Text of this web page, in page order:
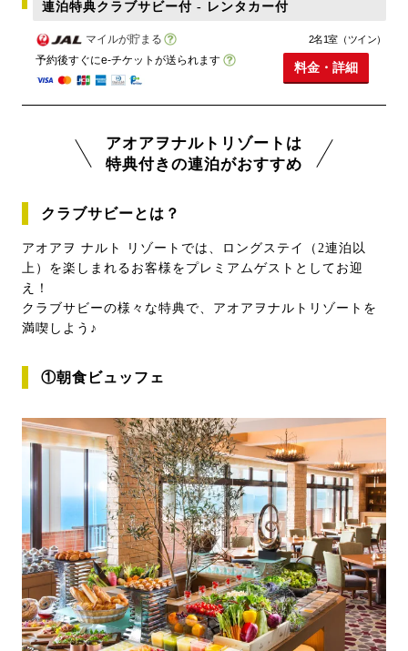
連泊特典クラブサビー付 - レンタカー付
マイルが貯まる
予約後すぐにe-チケットが送られます
2名1室（ツイン）
料金・詳細
アオアヲナルトリゾートは
特典付きの連泊がおすすめ
クラブサビーとは？
アオアヲ ナルト リゾートでは、ロングステイ（2連泊以
上）を楽しまれるお客様をプレミアムゲストとしてお迎
え！
クラブサビーの様々な特典で、アオアヲナルトリゾートを
満喫しよう♪
①朝食ビュッフェ